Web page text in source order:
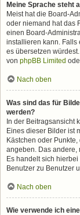
Meine Sprache steht
Meist hat die Board-
oder niemand hat das
einen Board-
installieren kann. Falls
es übersetzen
von phpBB Limited
Nach oben
Was sind das für
werden?
In der Beitragsansicht
Eines dieser Bilder ist
Kästchen oder
angeben. Das andere,
Es handelt sich
Benutzer zu Benutzer
Nach oben
Wie verwende ich